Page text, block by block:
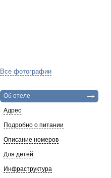
Все фотографии
Об отеле
Адрес
Подробно о питании
Описание номеров
Для детей
Инфраструктура